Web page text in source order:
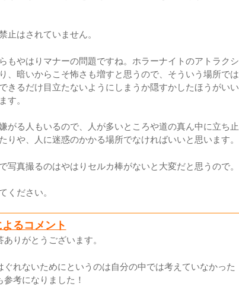
止はされていません。
もやはりマナーの問題ですね。ホラーナイトのアトラクシ
、暗いからこそ怖さも増すと思うので、そういう場所では
きるだけ目立たないようにしまうか隠すかしたほうがいい
す。
がる人もいるので、人が多いところや道の真ん中に立ち止
りや、人に迷惑のかかる場所でなければいいと思います。
写真撮るのはやはりセルカ棒がないと大変だと思うので。
ください。
るコメント
りがとうございます。
ぐれないためにというのは自分の中では考えていなかった
参考になりました！